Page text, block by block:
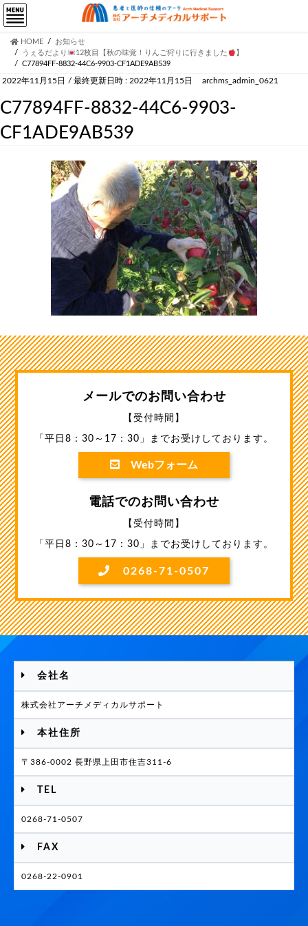
HOME
お知らせ
うぇるだより
12枚目【秋の味覚！りんご狩りに行きました
】
C77894FF-8832-44C6-9903-CF1ADE9AB539
2022年11月15日 / 最終更新日時 : 2022年11月15日 archms_admin_0621
C77894FF-8832-44C6-9903-
CF1ADE9AB539
メールでのお問い合わせ
【受付時間】
「平日8：30～17：30」までお受けしております。
Webフォーム
電話でのお問い合わせ
【受付時間】
「平日8：30～17：30」までお受けしております。
0268-71-0507
会社名
株式会社アーチメディカルサポート
本社住所
〒386-0002 長野県上田市住吉311-6
TEL
0268-71-0507
FAX
0268-22-0901